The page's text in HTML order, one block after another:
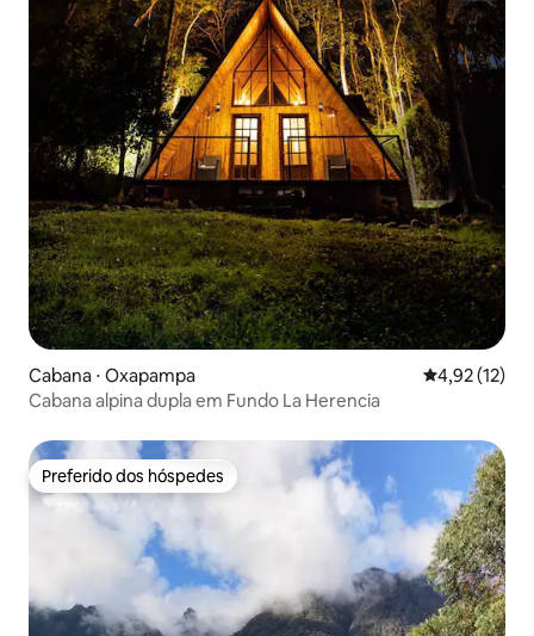
Cabana ⋅ Oxapampa 4,92 de uma
4,92 (12)
Cabana alpina dupla em Fundo La Herencia
Preferido dos hóspedes
Preferido dos hóspedes